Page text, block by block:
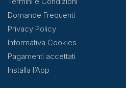
Domande Frequenti
Privacy Policy
Informativa Cookies
Pagamenti accettati
Installa l’App